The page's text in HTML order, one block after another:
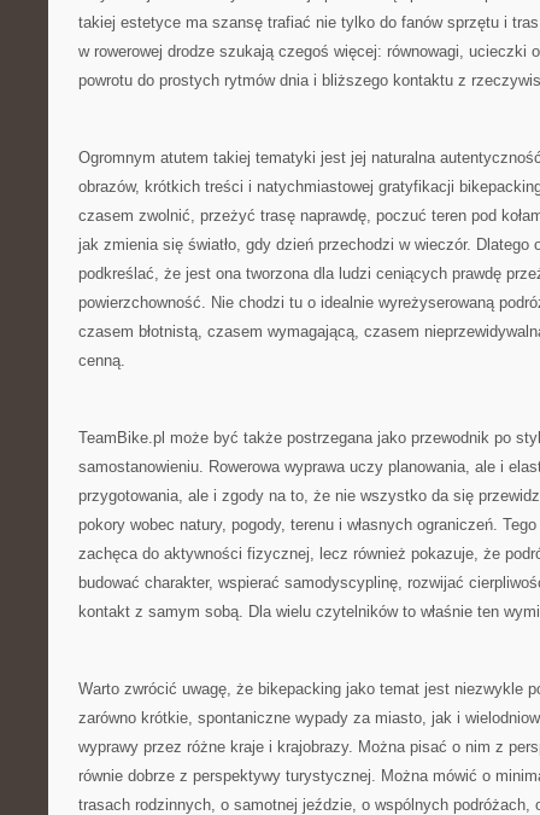
takiej estetyce ma szansę trafiać nie tylko do fanów sprzętu i
w rowerowej drodze szukają czegoś więcej: równowagi, ucieczki
powrotu do prostych rytmów dnia i bliższego kontaktu z
Ogromnym atutem takiej tematyki jest jej naturalna
obrazów, krótkich treści i natychmiastowej gratyfikacji
czasem zwolnić, przeżyć trasę naprawdę, poczuć teren pod
jak zmienia się światło, gdy dzień przechodzi w wieczór. Dlatego
podkreślać, że jest ona tworzona dla ludzi ceniących prawdę
powierzchowność. Nie chodzi tu o idealnie wyreżyserowaną
czasem błotnistą, czasem wymagającą, czasem
cenną.
TeamBike.pl może być także postrzegana jako przewodnik po
samostanowieniu. Rowerowa wyprawa uczy planowania, ale i
przygotowania, ale i zgody na to, że nie wszystko da się
pokory wobec natury, pogody, terenu i własnych ograniczeń.
zachęca do aktywności fizycznej, lecz również pokazuje, że
budować charakter, wspierać samodyscyplinę, rozwijać
kontakt z samym sobą. Dla wielu czytelników to właśnie ten
Warto zwrócić uwagę, że bikepacking jako temat jest niezwykle
zarówno krótkie, spontaniczne wypady za miasto, jak i
wyprawy przez różne kraje i krajobrazy. Można pisać o nim z
równie dobrze z perspektywy turystycznej. Można mówić o
trasach rodzinnych, o samotnej jeździe, o wspólnych podróżach,